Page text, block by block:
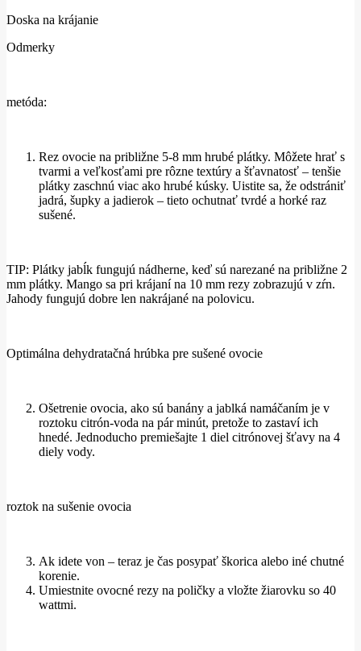
Doska na krájanie
Odmerky
metóda:
Rez ovocie na približne 5-8 mm hrubé plátky. Môžete hrať s
tvarmi a veľkosťami pre rôzne textúry a šťavnatosť – tenšie
plátky zaschnú viac ako hrubé kúsky. Uistite sa, že odstrániť
jadrá, šupky a jadierok – tieto ochutnať tvrdé a horké raz
sušené.
TIP: Plátky jabĺk fungujú nádherne, keď sú narezané na približne 2
mm plátky. Mango sa pri krájaní na 10 mm rezy zobrazujú v zŕn.
Jahody fungujú dobre len nakrájané na polovicu.
Optimálna dehydratačná hrúbka pre sušené ovocie
Ošetrenie ovocia, ako sú banány a jablká namáčaním je v
roztoku citrón-voda na pár minút, pretože to zastaví ich
hnedé. Jednoducho premiešajte 1 diel citrónovej šťavy na 4
diely vody.
roztok na sušenie ovocia
Ak idete von – teraz je čas posypať škorica alebo iné chutné
korenie.
Umiestnite ovocné rezy na poličky a vložte žiarovku so 40
wattmi.